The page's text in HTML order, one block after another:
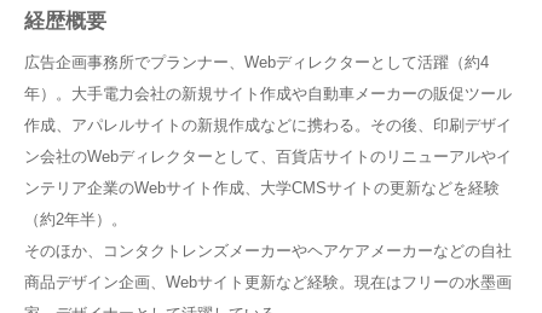
経歴概要
広告企画事務所でプランナー、Webディレクターとして活躍（約4
年）。大手電力会社の新規サイト作成や自動車メーカーの販促ツール
作成、アパレルサイトの新規作成などに携わる。その後、印刷デザイ
ン会社のWebディレクターとして、百貨店サイトのリニューアルやイ
ンテリア企業のWebサイト作成、大学CMSサイトの更新などを経験
（約2年半）。
そのほか、コンタクトレンズメーカーやヘアケアメーカーなどの自社
商品デザイン企画、Webサイト更新など経験。現在はフリーの水墨画